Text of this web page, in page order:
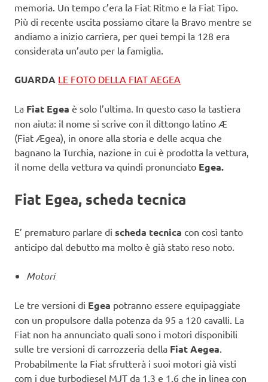
memoria. Un tempo c’era la Fiat Ritmo e la Fiat Tipo.
Più di recente uscita possiamo citare la Bravo mentre se
andiamo a inizio carriera, per quei tempi la 128 era
considerata un’auto per la famiglia.
GUARDA LE FOTO DELLA FIAT AEGEA
La Fiat Egea è solo l’ultima. In questo caso la tastiera
non aiuta: il nome si scrive con il dittongo latino Æ
(Fiat Ægea), in onore alla storia e delle acqua che
bagnano la Turchia, nazione in cui è prodotta la vettura,
il nome della vettura va quindi pronunciato Egea.
Fiat Egea, scheda tecnica
E’ prematuro parlare di scheda tecnica con così tanto
anticipo dal debutto ma molto è già stato reso noto.
Motori
Le tre versioni di Egea potranno essere equipaggiate
con un propulsore dalla potenza da 95 a 120 cavalli. La
Fiat non ha annunciato quali sono i motori disponibili
sulle tre versioni di carrozzeria della Fiat Aegea.
Probabilmente la Fiat sfrutterà i suoi motori già visti
com i due turbodiesel MJT da 1.3 e 1.6 che in linea con